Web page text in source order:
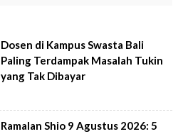
Dosen di Kampus Swasta Bali
Paling Terdampak Masalah Tukin
yang Tak Dibayar
Ramalan Shio 9 Agustus 2026: 5